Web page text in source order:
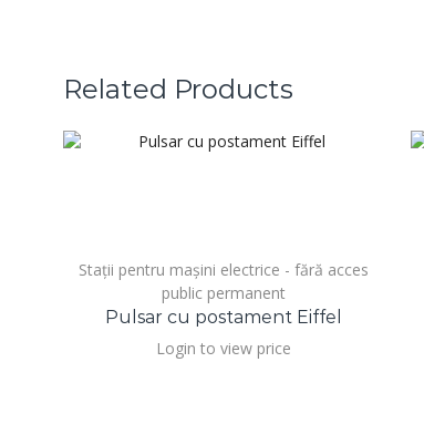
Related Products
Stații pentru mașini electrice - fără acces
public permanent
Pulsar cu postament Eiffel
Login to view price